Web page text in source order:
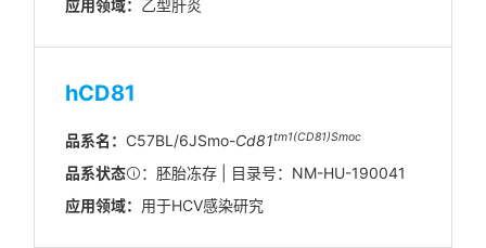
应用领域： 乙型肝炎
hCD81
品系名： C57BL/6JSmo-Cd81tm1(CD81)Smoc
品系状态
：胚胎冻存 | 目录号：NM-HU-190041
应用领域： 用于HCV感染研究